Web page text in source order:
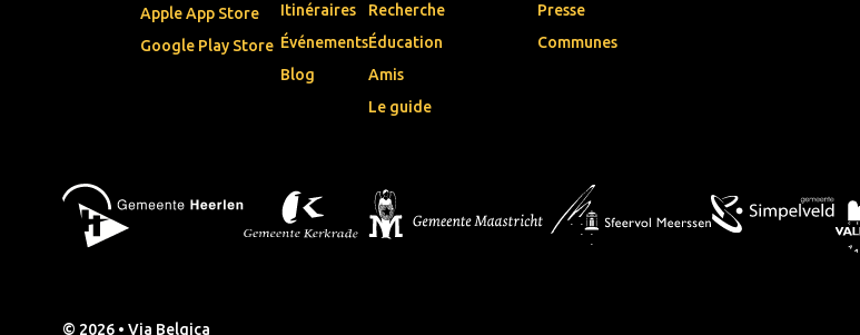
Apple App Store
Google Play Store
Itinéraires
Événements
Blog
Recherche
Éducation
Amis
Le guide
Presse
Communes
© 2026 • Via Belgica